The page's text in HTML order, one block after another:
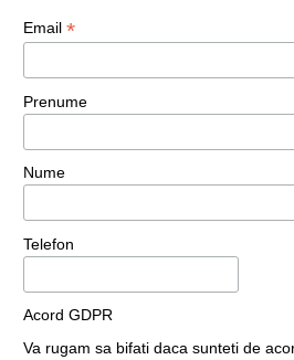
Email *
Prenume
Nume
Telefon
Acord GDPR
Va rugam sa bifati daca sunteti de